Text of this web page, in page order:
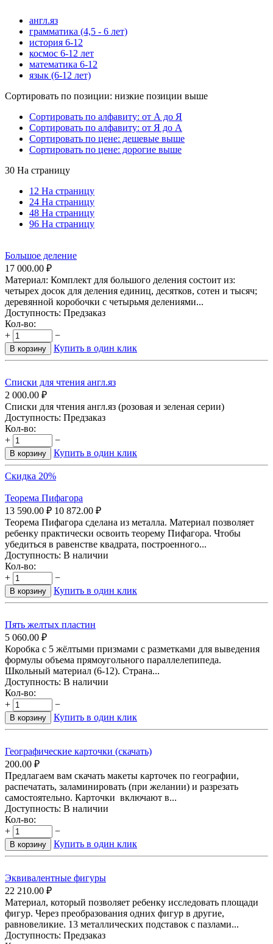
англ.яз
грамматика (4,5 - 6 лет)
история 6-12
космос 6-12 лет
математика 6-12
язык (6-12 лет)
Сортировать по позиции: низкие позиции выше
Сортировать по алфавиту: от А до Я
Сортировать по алфавиту: от Я до А
Сортировать по цене: дешевые выше
Сортировать по цене: дорогие выше
30 На страницу
12 На страницу
24 На страницу
48 На страницу
96 На страницу
Большое деление
17 000.00 ₽
Материал: Комплект для большого деления состоит из:
четырех досок для деления единиц, десятков, сотен и тысяч;
деревянной коробочки с четырьмя делениями...
Доступность: Предзаказ
Кол-во:
+
−
В корзину Купить в один клик
Списки для чтения англ.яз
2 000.00 ₽
Списки для чтения англ.яз (розовая и зеленая серии)
Доступность: Предзаказ
Кол-во:
+
−
В корзину Купить в один клик
Скидка 20%
Теорема Пифагора
13 590.00 ₽ 10 872.00 ₽
Теорема Пифагора сделана из металла. Материал позволяет
ребенку практически освоить теорему Пифагора. Чтобы
убедиться в равенстве квадрата, построенного...
Доступность: В наличии
Кол-во:
+
−
В корзину Купить в один клик
Пять желтых пластин
5 060.00 ₽
Коробка с 5 жёлтыми призмами с разметками для выведения
формулы объема прямоугольного параллелепипеда.
Школьный материал (6-12). Страна...
Доступность: В наличии
Кол-во:
+
−
В корзину Купить в один клик
Географические карточки (скачать)
200.00 ₽
Предлагаем вам скачать макеты карточек по географии,
распечатать, заламинировать (при желании) и разрезать
самостоятельно. Карточки включают в...
Доступность: В наличии
Кол-во:
+
−
В корзину Купить в один клик
Эквивалентные фигуры
22 210.00 ₽
Материал, который позволяет ребенку исследовать площади
фигур. Через преобразования одних фигур в другие,
равновеликие. 13 металлических подставок с пазлами...
Доступность: Предзаказ